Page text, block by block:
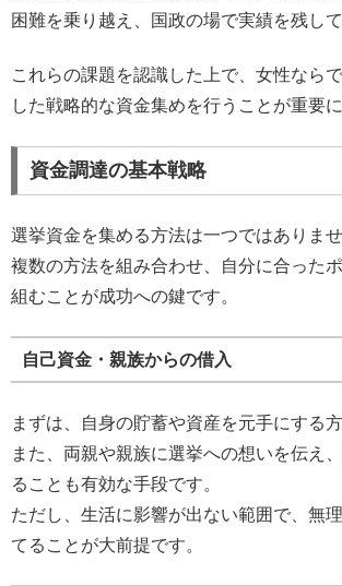
困難を乗り越え、国政の場で実績を残して
これらの課題を認識した上で、女性なら
した戦略的な資金集めを行うことが重要に
資金調達の基本戦略
選挙資金を集める方法は一つではありませ
複数の方法を組み合わせ、自分に合った
組むことが成功への鍵です。
自己資金・親族からの借入
まずは、自身の貯蓄や資産を元手にする方
また、両親や親族に選挙への想いを伝え
ることも有効な手段です。
ただし、生活に影響が出ない範囲で、無
てることが大前提です。